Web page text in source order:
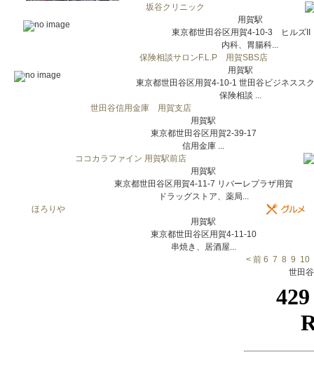
坂谷クリニック
用賀駅
東京都世田谷区用賀4-10-3 ヒルズII
内科、胃腸科...
保険相談サロンF.L.P 用賀SBS店
用賀駅
東京都世田谷区用賀4-10-1 世田谷ビジネスス
保険相談 ...
世田谷信用金庫 用賀支店
用賀駅
東京都世田谷区用賀2-39-17
信用金庫 ...
ココカラファイン 用賀駅前店
用賀駅
東京都世田谷区用賀4-11-7 リバーレプラザ用賀
ドラッグストア、薬局...
ほろりや
用賀駅
東京都世田谷区用賀4-11-10
串焼き、居酒屋...
< 前 6 7 8 9 10
世田